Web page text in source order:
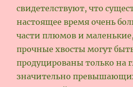
свидетелствуют, что
настоящее время очень
части плюмов и
прочные хвосты могут
продуцированы только на
значительно